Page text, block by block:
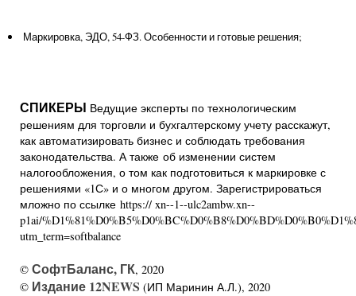
Маркировка, ЭДО, 54-ФЗ. Особенности и готовые решения;
СПИКЕРЫ Ведущие эксперты по технологическим
решениям для торговли и бухгалтерскому учету расскажут,
как автоматизировать бизнес и соблюдать требования
законодательства. А также об изменении систем
налогообложения, о том как подготовиться к маркировке с
решениями «1С» и о многом другом. Зарегистрироваться
мложно по ссылке https:// xn--1--ulc2ambw.xn--
p1ai/
utm_term=softbalance
© СофтБаланс, ГК, 2020
© Издание 12NEWS (ИП Маринин А.Л.), 2020